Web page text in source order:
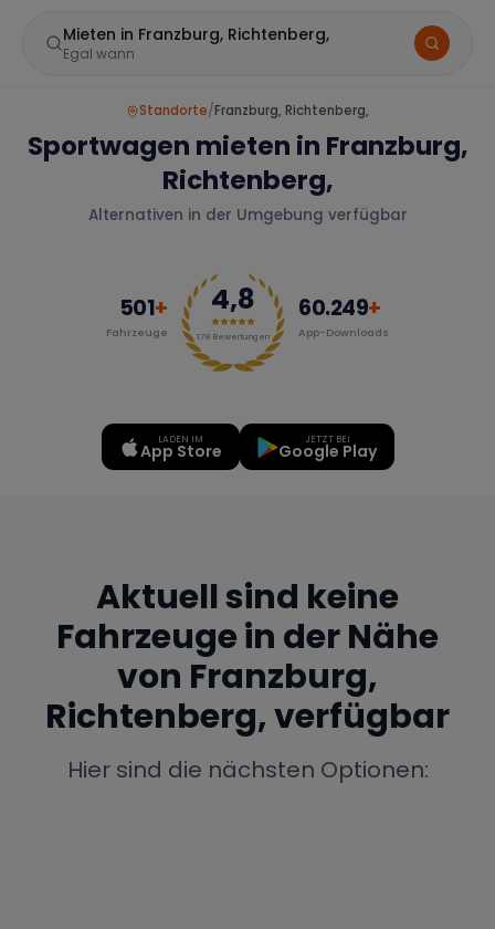
Mieten in Franzburg, Richtenberg,
Egal wann
Marke
McLaren Ford Jaguar
Zeitraum wählen
Standorte/Franzburg, Richtenberg,
Sportwagen mieten in Franzburg,
Richtenberg,
Alternativen in der Umgebung verfügbar
501+
Fahrzeuge
4,8
178 Bewertungen
60.249+
App-Downloads
LADEN IM
App Store
JETZT BEI
Google Play
Aktuell sind keine
Fahrzeuge in der Nähe
von Franzburg,
Richtenberg,verfügbar
Hier sind die nächsten Optionen: